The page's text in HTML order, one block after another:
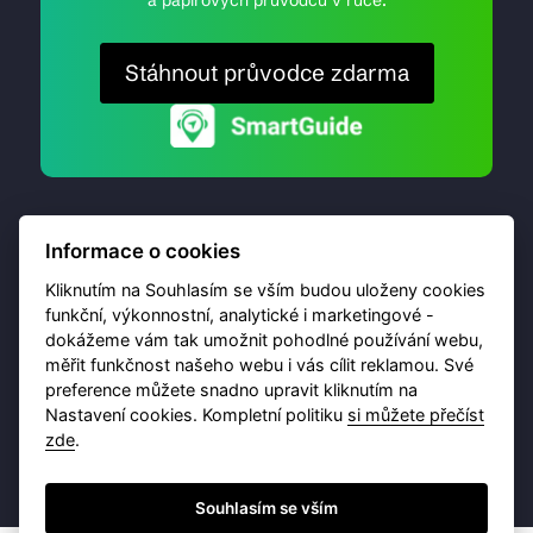
Stáhnout průvodce zdarma
© 2026 Destinační portál provozujeBrána Jihlavy,
příspěvková organizace. Všechna práva vyhrazena.
Ochrana osobních údajů
Informace o cookies
Kliknutím na Souhlasím se vším budou uloženy cookies
funkční, výkonnostní, analytické i marketingové -
dokážeme vám tak umožnit pohodlné používání webu,
měřit funkčnost našeho webu i vás cílit reklamou. Své
preference můžete snadno upravit kliknutím na
Nastavení cookies. Kompletní politiku si můžete přečíst
zde.
Souhlasím se vším